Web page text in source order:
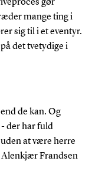
gør
mange ting i
sig til i et eventyr.
det tvetydige i
de kan. Og
der har fuld
at være herre
Frandsen